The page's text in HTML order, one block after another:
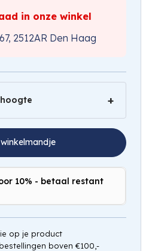
in onze winkel
2512AR Den Haag
op de hoogte
10% - betaal restant
op je product
boven €100,-